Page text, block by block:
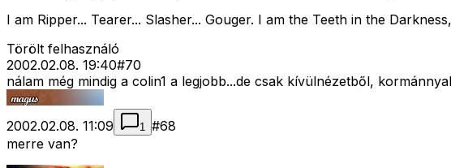
I am Ripper... Tearer... Slasher... Gouger. I am the Teeth in the
Törölt felhasználó
2002.02.08. 19:40#70
nálam még mindig a colin1 a legjobb...de csak kívülnézetből, kormánnyal
2002.02.08. 11:09 1 #68
merre van?